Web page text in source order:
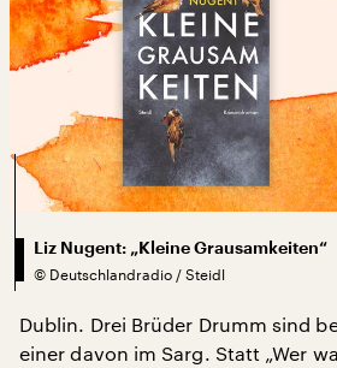
Liz Nugent: „Kleine Grausamkeiten“
© Deutschlandradio / Steidl
Dublin. Drei Brüder Drumm sind
einer davon im Sarg. Statt „Wer